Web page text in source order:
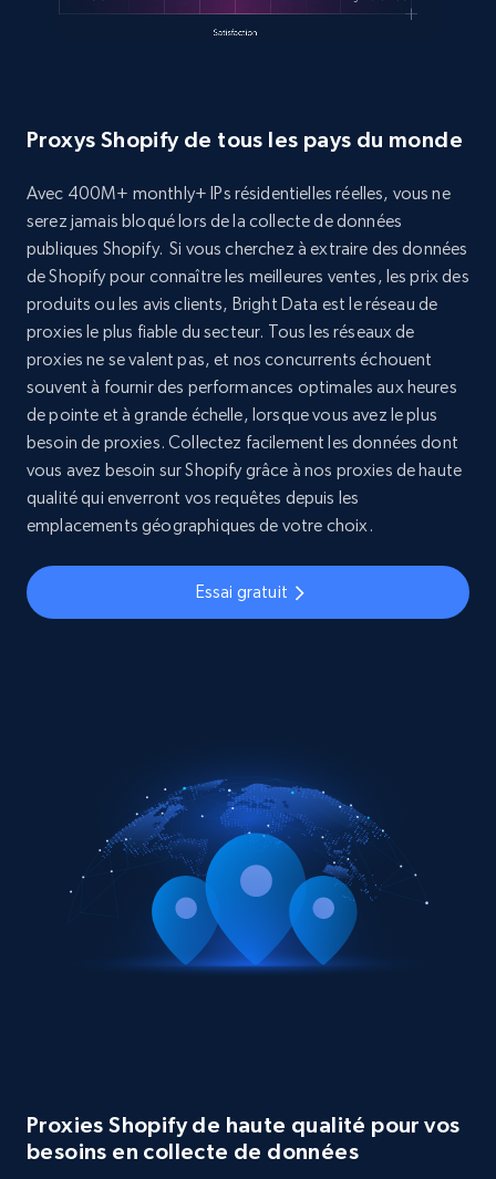
Proxys Shopify de tous les pays du monde
Avec 400M+ monthly+ IPs résidentielles réelles, vous ne
serez jamais bloqué lors de la collecte de données
publiques Shopify. Si vous cherchez à extraire des données
de Shopify pour connaître les meilleures ventes, les prix des
produits ou les avis clients, Bright Data est le réseau de
proxies le plus fiable du secteur. Tous les réseaux de
proxies ne se valent pas, et nos concurrents échouent
souvent à fournir des performances optimales aux heures
de pointe et à grande échelle, lorsque vous avez le plus
besoin de proxies. Collectez facilement les données dont
vous avez besoin sur Shopify grâce à nos proxies de haute
qualité qui enverront vos requêtes depuis les
emplacements géographiques de votre choix.
Essai gratuit
Proxies Shopify de haute qualité pour vos
besoins en collecte de données